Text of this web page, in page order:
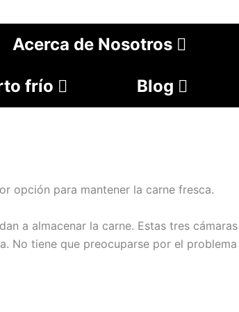
Acerca de Nosotros
frío Blog
opción para mantener la carne fresca.
a almacenar la carne. Estas tres
No tiene que preocuparse por el